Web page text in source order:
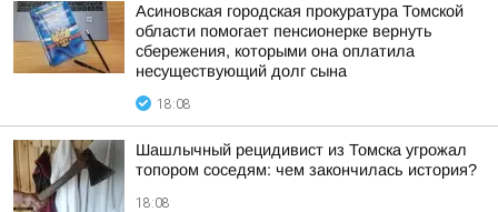
Асиновская городская прокуратура Томской
области помогает пенсионерке вернуть
сбережения, которыми она оплатила
несуществующий долг сына
18:08
Шашлычный рецидивист из Томска угрожал
топором соседям: чем закончилась история?
18:08